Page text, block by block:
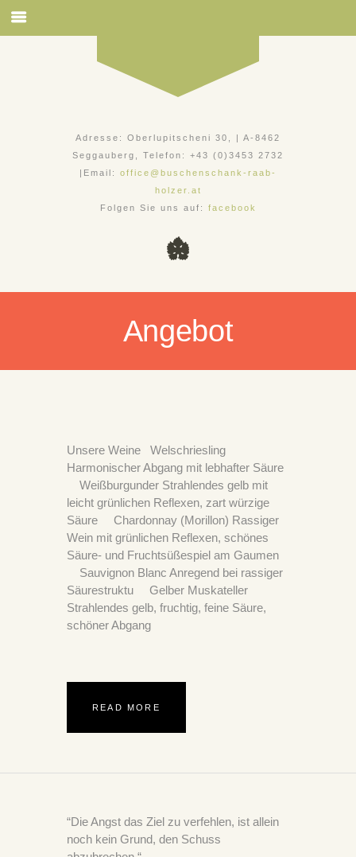
Adresse: Oberlupitscheni 30, | A-8462
Seggauberg, Telefon: +43 (0)3453 2732
|Email: office@buschenschank-raab-
holzer.at
Folgen Sie uns auf: facebook
Angebot
Unsere Weine Welschriesling
Harmonischer Abgang mit lebhafter Säure
Weißburgunder Strahlendes gelb mit
leicht grünlichen Reflexen, zart würzige
Säure Chardonnay (Morillon) Rassiger
Wein mit grünlichen Reflexen, schönes
Säure- und Fruchtsüßespiel am Gaumen
Sauvignon Blanc Anregend bei rassiger
Säurestruktu Gelber Muskateller
Strahlendes gelb, fruchtig, feine Säure,
schöner Abgang
READ MORE
“Die Angst das Ziel zu verfehlen, ist allein
noch kein Grund, den Schuss